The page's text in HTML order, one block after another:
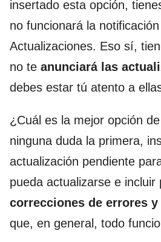
insertado esta opción,
no funcionará la
Actualizaciones. Eso sí,
no te anunciará las
debes estar tú atento a
¿Cuál es la mejor opción
ninguna duda la primera,
actualización pendiente
pueda actualizarse e incluir
correcciones de errores y
que, en general, todo